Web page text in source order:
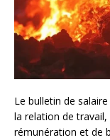
Le bulletin de
la relation de
rémunération et de